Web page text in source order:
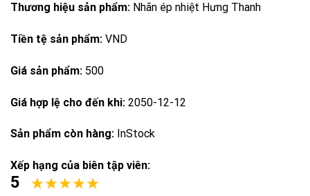
Thương hiệu sản phẩm: Nhãn ép nhiệt Hưng Thanh
Tiền tệ sản phẩm: VND
Giá sản phẩm: 500
Giá hợp lệ cho đến khi: 2050-12-12
Sản phẩm còn hàng: InStock
Xếp hạng của biên tập viên:
5